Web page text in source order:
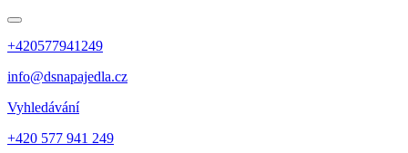
+420577941249
info@dsnapajedla.cz
Vyhledávání
+420 577 941 249